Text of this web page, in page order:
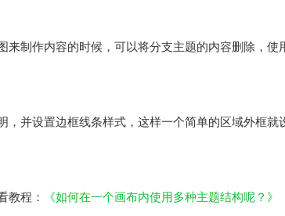
来制作内容的时候，可以将分支主题的内容删除，
并设置边框线条样式，这样一个简单的区域外框
教程： 《如何在一个画布内使用多种主题结构呢？》